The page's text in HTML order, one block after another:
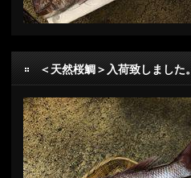
＜天然桜鯛＞入荷致しました。